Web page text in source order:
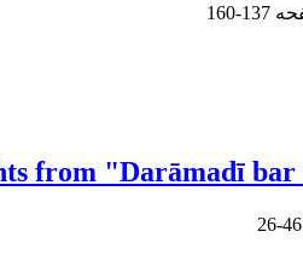
137-160
from "Darāmadī
46-26